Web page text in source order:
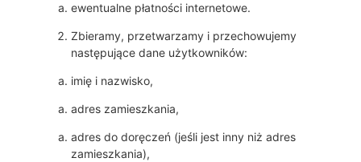
ewentualne płatności internetowe.
Zbieramy, przetwarzamy i przechowujemy
następujące dane użytkowników:
imię i nazwisko,
adres zamieszkania,
adres do doręczeń (jeśli jest inny niż adres
zamieszkania),